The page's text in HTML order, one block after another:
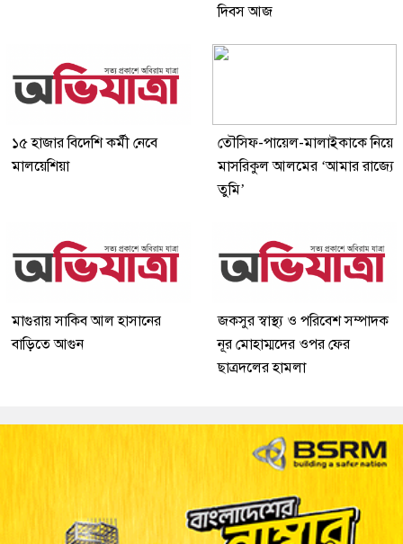
দিবস আজ
১৫ হাজার বিদেশি কর্মী নেবে
মালয়েশিয়া
তৌসিফ-পায়েল-মালাইকাকে নিয়ে
মাসরিকুল আলমের ‘আমার রাজ্যে
তুমি’
মাগুরায় সাকিব আল হাসানের
বাড়িতে আগুন
জকসুর স্বাস্থ্য ও পরিবেশ সম্পাদক
নূর মোহাম্মদের ওপর ফের
ছাত্রদলের হামলা